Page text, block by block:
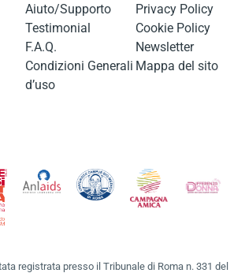
Aiuto/Supporto
Testimonial
F.A.Q.
Condizioni Generali
d’uso
Privacy Policy
Cookie Policy
Newsletter
Mappa del sito
registrata presso il Tribunale di Roma n. 331 del